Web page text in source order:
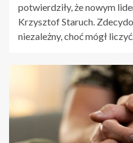
potwierdziły, że nowym
Krzysztof Staruch.
niezależny, choć mógł